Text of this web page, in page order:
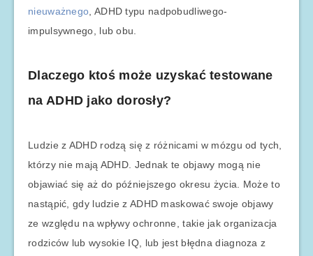
nieuważnego , ADHD typu nadpobudliwego-
impulsywnego, lub obu.
Dlaczego ktoś może uzyskać testowane
na ADHD jako dorosły?
Ludzie z ADHD rodzą się z różnicami w mózgu od tych,
którzy nie mają ADHD. Jednak te objawy mogą nie
objawiać się aż do późniejszego okresu życia. Może to
nastąpić, gdy ludzie z ADHD maskować swoje objawy
ze względu na wpływy ochronne, takie jak organizacja
rodziców lub wysokie IQ, lub jest błędna diagnoza z